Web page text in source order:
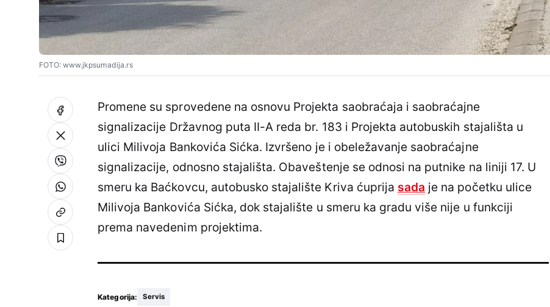
FOTO: www.jkpsumadija.rs
Promene su sprovedene na osnovu Projekta saobraćaja i saobraćajne
signalizacije Državnog puta II-A reda br. 183 i Projekta autobuskih stajališta u
ulici Milivoja Bankovića Sićka. Izvršeno je i obeležavanje saobraćajne
signalizacije, odnosno stajališta. Obaveštenje se odnosi na putnike na liniji 17. U
smeru ka Baćkovcu, autobusko stajalište Kriva ćuprija sada je na početku ulice
Milivoja Bankovića Sićka, dok stajalište u smeru ka gradu više nije u funkciji
prema navedenim projektima.
Kategorija: Servis